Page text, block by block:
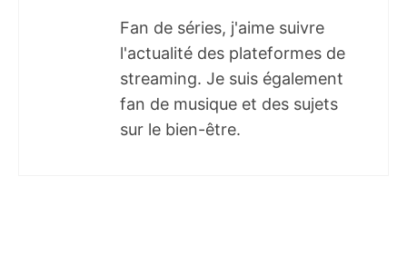
Fan de séries, j'aime suivre
l'actualité des plateformes de
streaming. Je suis également
fan de musique et des sujets
sur le bien-être.